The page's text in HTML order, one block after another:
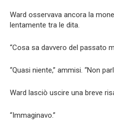
Ward osservava ancora la
lentamente tra le dita.
“Cosa sa davvero del passato
“Quasi niente,” ammisi. “Non
Ward lasciò uscire una breve
“Immaginavo.”